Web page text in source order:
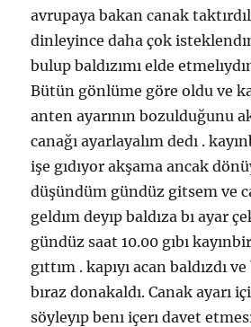
avrupaya bakan canak
dinleyince daha çok
bulup baldızımı elde
Bütün gönlüme göre oldu ve
anten ayarının bozulduğunu
canağı ayarlayalım dedı .
işe gıdıyor akşama ancak
düşündüm gündüz gitsem ve
geldım deyıp baldıza bı ayar
gündüz saat 10.00 gıbı
gıttım . kapıyı acan baldızdı
bıraz donakaldı. Canak ayarı
söyleyıp benı içerı davet